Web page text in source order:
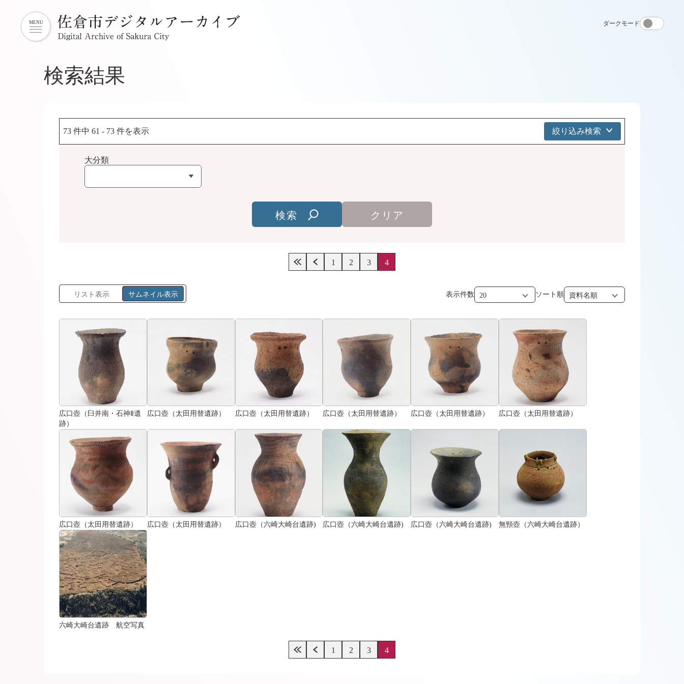
ダークモード
検索結果
73 件中 61 - 73 件を表示 絞り込み検索
大分類
検索 クリア
1 2 3 4
リスト表示 サムネイル表示 表示件数 ソート順
広口壺（臼井南・石神Ⅱ遺
跡）
広口壺（太田用替遺跡） 広口壺（太田用替遺跡） 広口壺（太田用替遺跡） 広口壺（太田用替遺跡） 広口壺（太田用替遺跡）
広口壺（太田用替遺跡） 広口壺（太田用替遺跡） 広口壺（六崎大崎台遺跡) 広口壺（六崎大崎台遺跡) 広口壺（六崎大崎台遺跡) 無頸壺（六崎大崎台遺跡）
六崎大崎台遺跡 航空写真
1 2 3 4